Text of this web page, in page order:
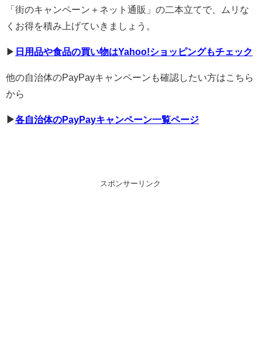
「街のキャンペーン＋ネット通販」の二本立てで、ムリな
くお得を積み上げていきましょう。
▶︎ 日用品や食品の買い物はYahoo!ショッピングもチェック
他の自治体のPayPayキャンペーンも確認したい方はこちら
から
▶︎各自治体のPayPayキャンペーン一覧ページ
スポンサーリンク